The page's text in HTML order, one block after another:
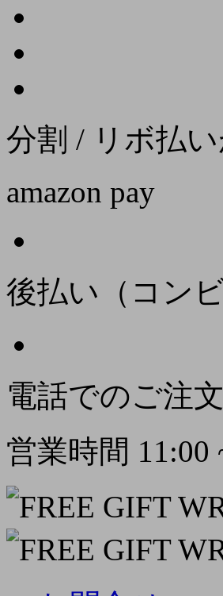
分割 / リボ払
amazon pay
後払い（コン
電話でのご注
営業時間 11:00